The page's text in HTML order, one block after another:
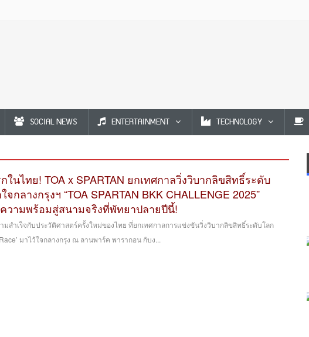
SOCIAL NEWS ENTERTAINMENT TECHNOLOGY
ในไทย! TOA x SPARTAN ยกเทศกาลวิ่งวิบากลิขสิทธิ์ระดับ
จกลางกรุงฯ “TOA SPARTAN BKK CHALLENGE 2025”
วามพร้อมสู่สนามจริงที่พัทยาปลายปีนี้!
มสำเร็จกับประวัติศาสตร์ครั้งใหม่ของไทย ที่ยกเทศกาลการแข่งขันวิ่งวิบากลิขสิทธิ์ระดับโลก
มาไว้ใจกลางกรุง ณ ลานพาร์ค พารากอน กับง...